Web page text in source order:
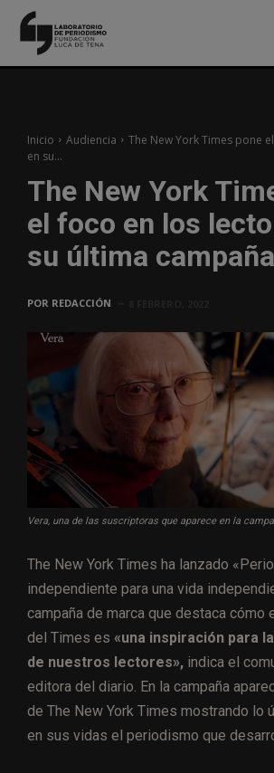
Inicio Audiencia
The New York Times pone
en su...
The New York
el foco en los
su última campaña
POR REDACCIÓN
Vera, una de las suscriptoras que aparece en la
The New York Times ha lanzado
independiente para una vida
campaña de marca que destaca cómo
del Times es «una inspiración para
de nuestros lectores», indica el
editora del diario. En la campaña
de The New York Times mostrando lo
en sus vidas el periodismo que